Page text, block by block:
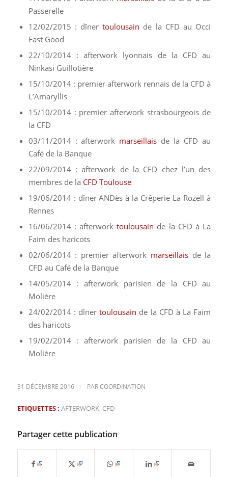
Passerelle
12/02/2015 : dînertoulousain de la CFD au Occi
Fast Good
22/10/2014 : afterwork lyonnais de la CFD au
Ninkasi Guillotière
15/10/2014 : premier afterwork rennais de la CFD à
L’Amaryllis
15/10/2014 : premier afterwork strasbourgeois de
la CFD
03/11/2014 : afterwork marseillais de la CFD au
Café de la Banque
22/09/2014 : afterwork de la CFD chez l’un des
membres de la CFD Toulouse
19/06/2014 : dîner ANDès à la Crêperie La Rozell à
Rennes
16/06/2014 : afterworktoulousain de la CFD à La
Faim des haricots
02/06/2014 : premier afterwork marseillais de la
CFD au Café de la Banque
14/05/2014 : afterwork parisien de la CFD au
Molière
24/02/2014 : dînertoulousain de la CFD à La Faim
des haricots
19/02/2014 : afterwork parisien de la CFD au
Molière
31 DÉCEMBRE 2016 / PARCOORDINATION
ETIQUETTES : AFTERWORK, CFD
Partager cette publication